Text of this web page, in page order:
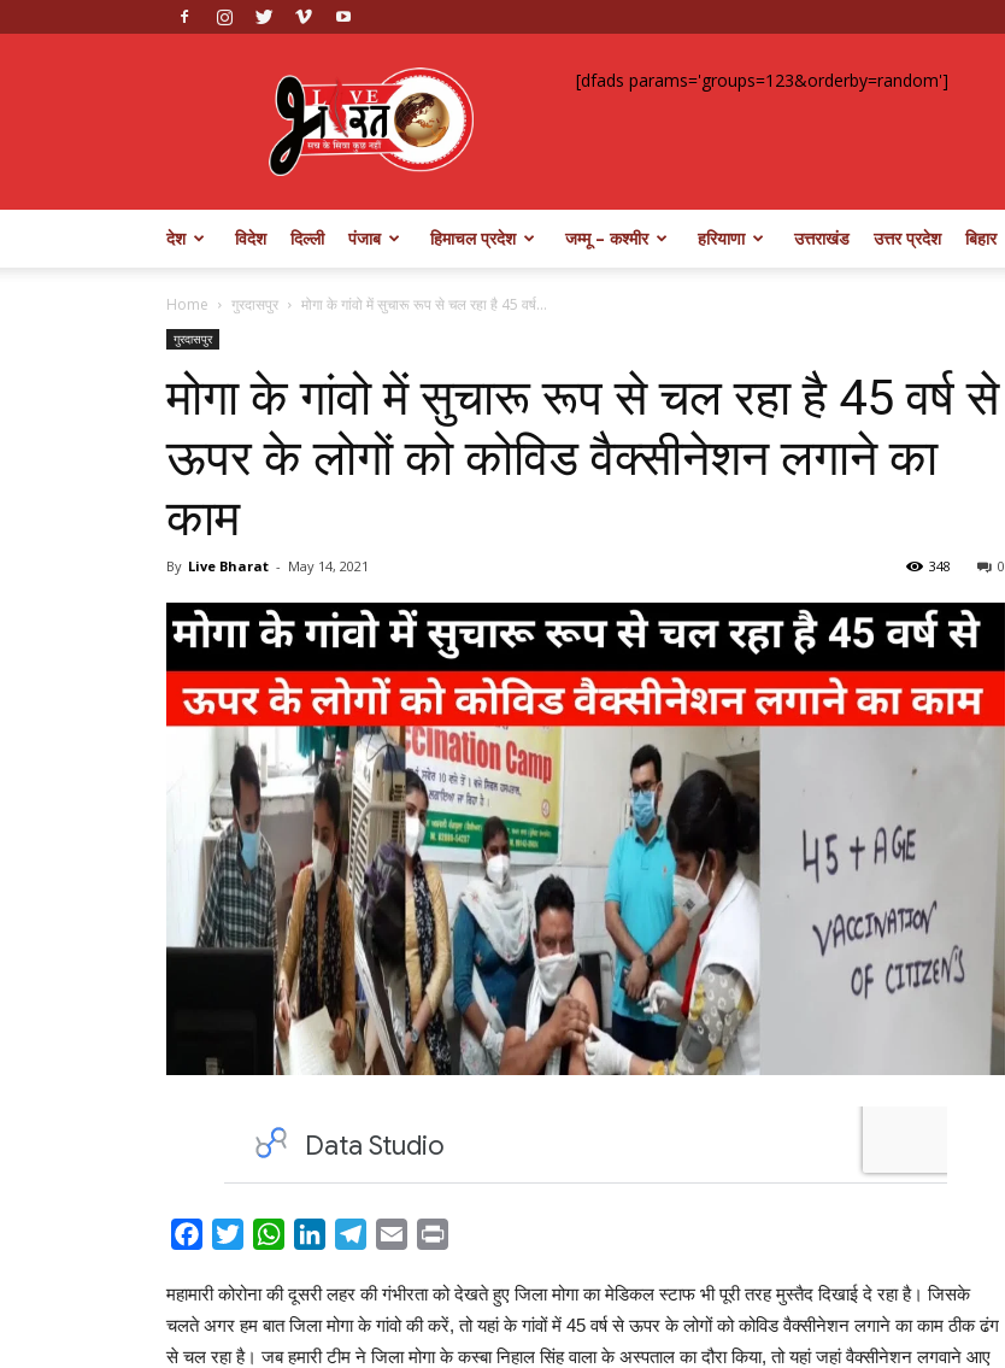
Live
Bharat
[dfads params='groups=123&orderby=random']
देश विदेश दिल्ली पंजाब हिमाचल प्रदेश जम्मू – कश्मीर हरियाणा उत्तराखंड उत्तर प्रदेश बिहार
Home गुरदासपुर मोगा के गांवो में सुचारू रूप से चल रहा है 45 वर्ष...
गुरदासपुर
मोगा के गांवो में सुचारू रूप से चल रहा है 45 वर्ष से
ऊपर के लोगों को कोविड वैक्सीनेशन लगाने का
काम
By Live Bharat - May 14, 2021 0
348
Facebook
TwitterWhatsAppLinkedInTelegram
Email
महामारी कोरोना की दूसरी लहर की गंभीरता को देखते हुए जिला मोगा का मेडिकल स्टाफ भी पूरी तरह मुस्तैद दिखाई दे रहा है। जिसके
चलते अगर हम बात जिला मोगा के गांवो की करें, तो यहां के गांवों में 45 वर्ष से ऊपर के लोगों को कोविड वैक्सीनेशन लगाने का काम ठीक ढंग
से चल रहा है। जब हमारी टीम ने जिला मोगा के कस्बा निहाल सिंह वाला के अस्पताल का दौरा किया, तो यहां जहां वैक्सीनेशन लगवाने आए